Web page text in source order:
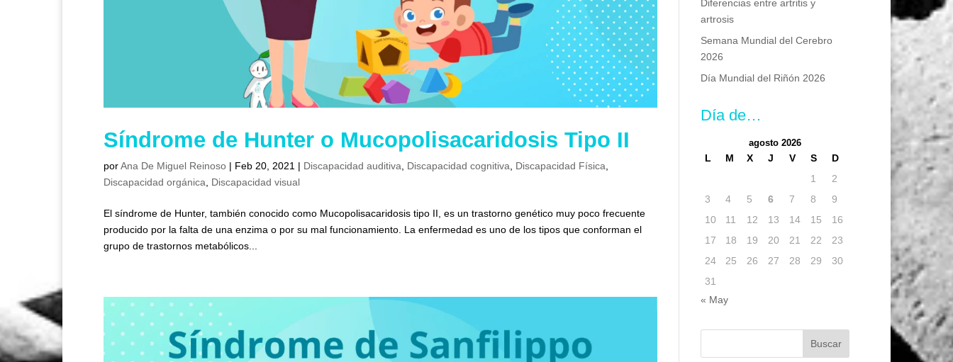
Síndrome de Hunter o Mucopolisacaridosis Tipo II
porAna De Miguel Reinoso | Feb 20, 2021 | Discapacidad auditiva Discapacidad cognitiva Discapacidad Física
Discapacidad orgánica
Discapacidad visual
El síndrome de Hunter, también conocido como Mucopolisacaridosis tipo II, es un trastorno genético muy poco frecuente
producido por la falta de una enzima o por su mal funcionamiento. La enfermedad es uno de los tipos que conforman el
grupo de trastornos metabólicos...
Diferencias entre artritis y
artrosis
Semana Mundial del Cerebro
2026
Día Mundial del Riñón 2026
Día de…
agosto 2026
L M X J V S
D
1
2
3
4 5 6 7 8
9
10
11 12 13 14 15
16
17
18 19 20 21 22
23
24
25 26 27 28 29
30
31
« May
Buscar: